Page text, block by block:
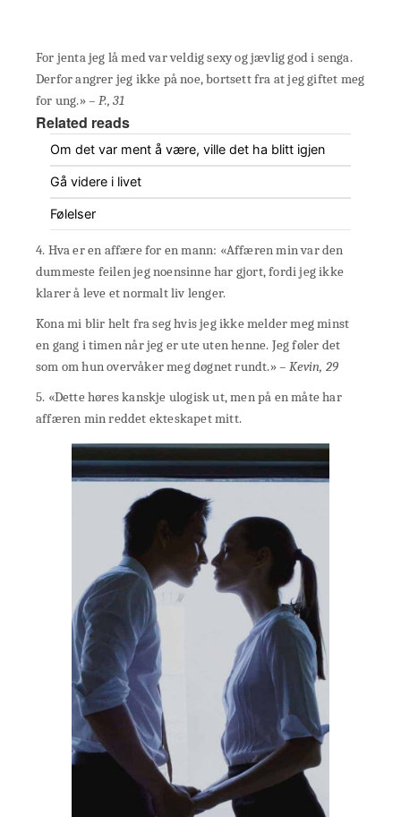
For jenta jeg lå med var veldig sexy og jævlig god i senga.
Derfor angrer jeg ikke på noe, bortsett fra at jeg giftet meg
for ung.»– P., 31
Related reads
Om det var ment å være, ville det ha blitt igjen
Gå videre i livet
Følelser
4. Hva er en affære for en mann: «Affæren min var den
dummeste feilen jeg noensinne har gjort, fordi jeg ikke
klarer å leve et normalt liv lenger.
Kona mi blir helt fra seg hvis jeg ikke melder meg minst
en gang i timen når jeg er ute uten henne. Jeg føler det
som om hun overvåker meg døgnet rundt.»– Kevin, 29
5. «Dette høres kanskje ulogisk ut, men på en måte har
affæren min reddet ekteskapet mitt.